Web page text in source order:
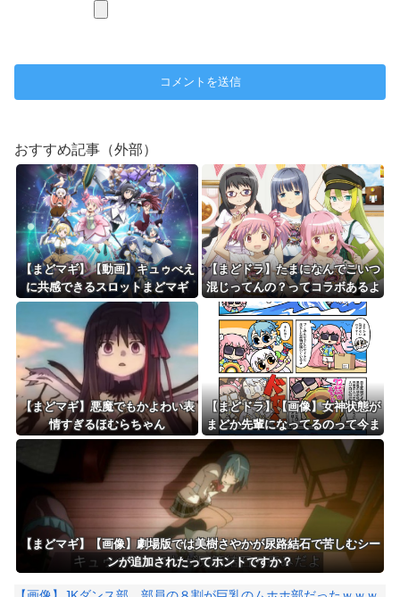
おすすめ記事（外部）
【まどマギ】【動画】キュゥべえ
に共感できるスロットまどマギ
【まどドラ】たまになんでこいつ
混じってんの？ってコラボあるよ
ね
【まどマギ】悪魔でもかよわい表
情すぎるほむらちゃん
【まどドラ】【画像】女神状態が
まどか先輩になってるのって今ま
であったっけ…?【マギア☆エト
セトラ 第97話】
【まどマギ】【画像】劇場版では美樹さやかが尿路結石で苦しむシー
ンが追加されたってホントですか？